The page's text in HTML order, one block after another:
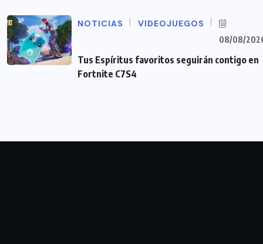
NOTICIAS VIDEOJUEGOS
08/08/
Tus Espíritus favoritos seguirán contigo en
Fortnite C7S4